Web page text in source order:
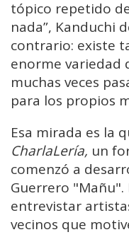
tópico repetido
nada”, Kanduchi
contrario: existe
enorme variedad
muchas veces
para los propios
Esa mirada es la
CharlaLería, un
comenzó a
Guerrero "Mañu".
entrevistar
vecinos que